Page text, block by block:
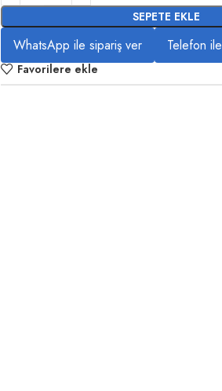
SEPETE EKLE
WhatsApp ile sipariş ver Telefon
Favorilere ekle